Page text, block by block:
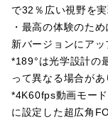
で32％広い視野を実
・最高の体験のた
新バージョンにアッ
*189°は光学設計の
って異なる場合があ
*4K60fps動画モー
に設定した超広角